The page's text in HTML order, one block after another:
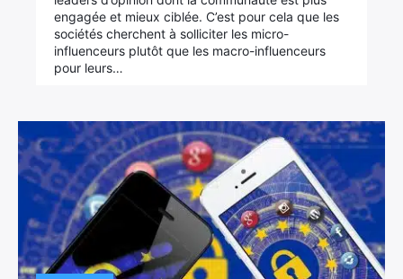
engagée et mieux ciblée. C’est pour cela que les
sociétés cherchent à solliciter les micro-
influenceurs plutôt que les macro-influenceurs
pour leurs…